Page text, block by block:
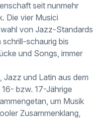
seit nunmehr
Die vier Musici
von Jazz-Standards
schaurig bis
und Songs, immer
Jazz und Latin aus dem
bzw. 17-Jährige
um Musik
Zusammenklang,